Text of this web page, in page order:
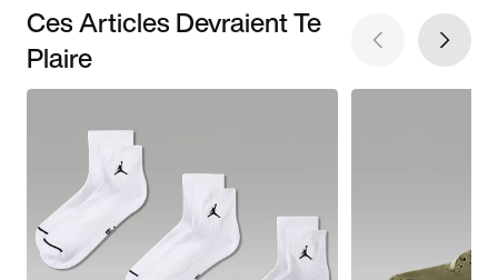
Ces Articles Devraient Te
Plaire